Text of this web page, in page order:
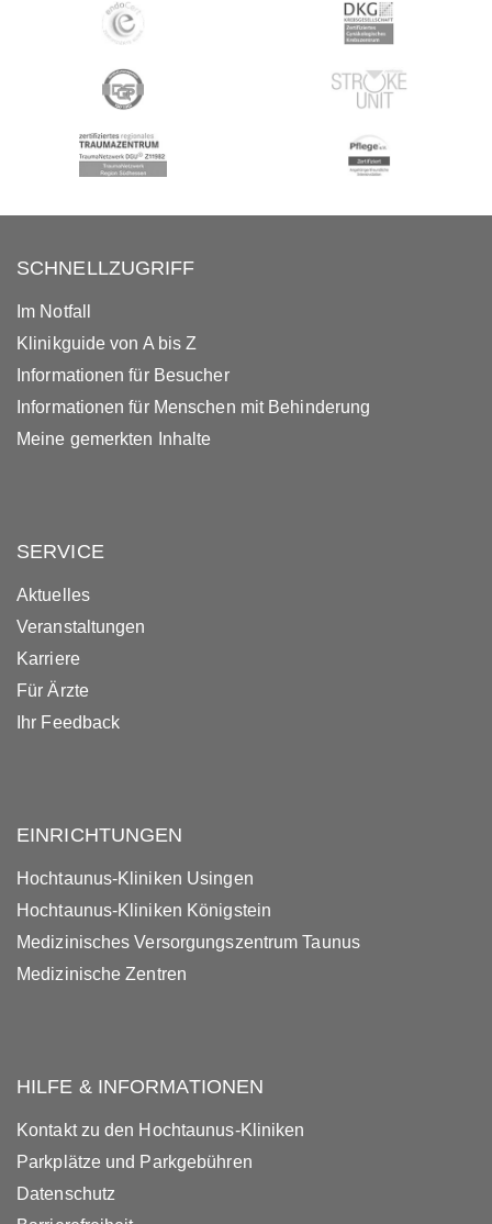
SCHNELLZUGRIFF
Im Notfall
Klinikguide von A bis Z
Informationen für Besucher
Informationen für Menschen mit Behinderung
Meine gemerkten Inhalte
SERVICE
Aktuelles
Veranstaltungen
Karriere
Für Ärzte
Ihr Feedback
EINRICHTUNGEN
Hochtaunus-Kliniken Usingen
Hochtaunus-Kliniken Königstein
Medizinisches Versorgungszentrum Taunus
Medizinische Zentren
HILFE & INFORMATIONEN
Kontakt zu den Hochtaunus-Kliniken
Parkplätze und Parkgebühren
Datenschutz